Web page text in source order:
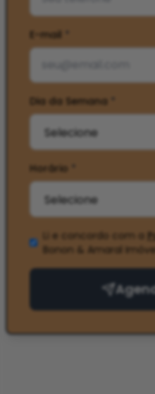
E-mail *
Dia da Semana *
Horário *
Li e concordo com a
Bonon & Amaral